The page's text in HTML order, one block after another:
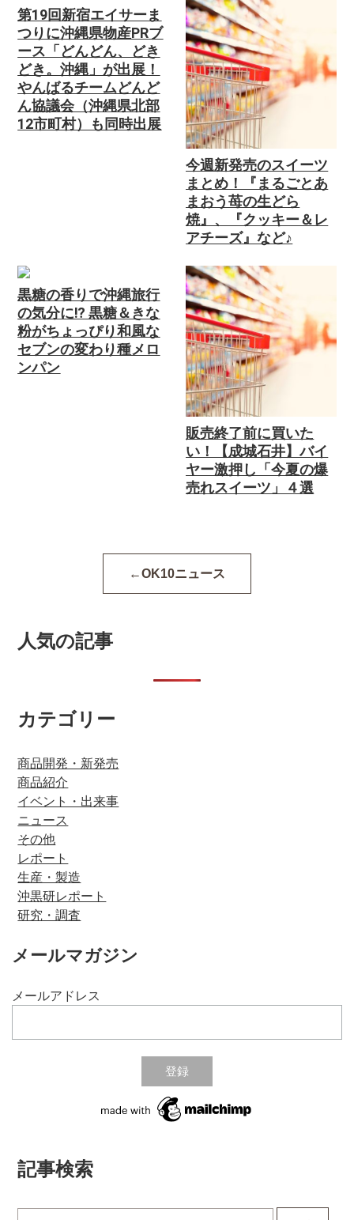
第19回新宿エイサーま
つりに沖縄県物産PRブ
ース「どんどん、どき
どき。沖縄」が出展！
やんばるチームどんど
ん協議会（沖縄県北部
12市町村）も同時出展
今週新発売のスイーツ
まとめ！『まるごとあ
まおう苺の生どら
焼』、『クッキー＆レ
アチーズ』など♪
黒糖の香りで沖縄旅行
の気分に⁉ 黒糖＆きな
粉がちょっぴり和風な
セブンの変わり種メロ
ンパン
販売終了前に買いた
い！【成城石井】バイ
ヤー激押し「今夏の爆
売れスイーツ」４選
OK10ニュース
人気の記事
カテゴリー
商品開発・新発売
商品紹介
イベント・出来事
ニュース
その他
レポート
生産・製造
沖黒研レポート
研究・調査
メールマガジン
メールアドレス
記事検索